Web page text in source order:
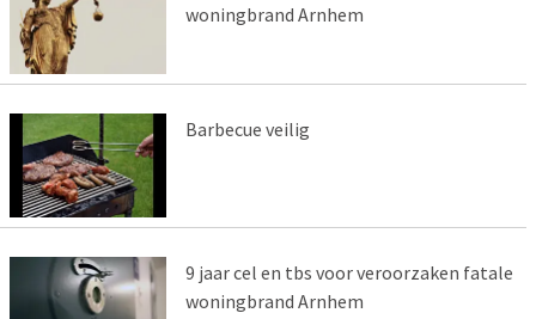
woningbrand Arnhem
Barbecue veilig
9 jaar cel en tbs voor veroorzaken fatale
woningbrand Arnhem